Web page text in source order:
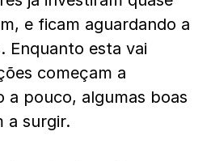
e ficam aguardando a
Enquanto esta vai
começam a
a pouco, algumas boas
a surgir.